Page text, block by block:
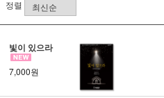
정렬
빛이 있으라
7,000원